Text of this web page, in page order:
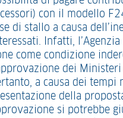
con il modello
di stallo a causa
Infatti,
come condizione
dei
a causa dei tempi
della
si potrebbe